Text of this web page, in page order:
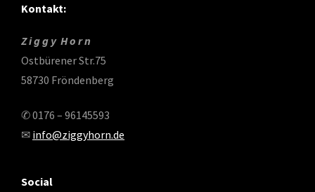
Kontakt:
Z i g g y H o r n
Ostbürener Str.75
58730 Fröndenberg
✆ 0176 – 96145593
✉ info@ziggyhorn.de
Social